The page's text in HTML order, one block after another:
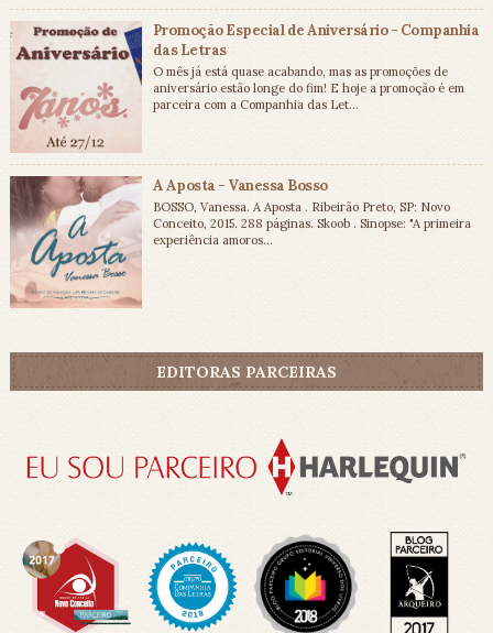
Promoção Especial de Aniversário - Companhia
das Letras
O mês já está quase acabando, mas as promoções de
aniversário estão longe do fim! E hoje a promoção é em
parceira com a Companhia das Let...
A Aposta - Vanessa Bosso
BOSSO, Vanessa. A Aposta . Ribeirão Preto, SP: Novo
Conceito, 2015. 288 páginas. Skoob . Sinopse: "A primeira
experiência amoros...
EDITORAS PARCEIRAS